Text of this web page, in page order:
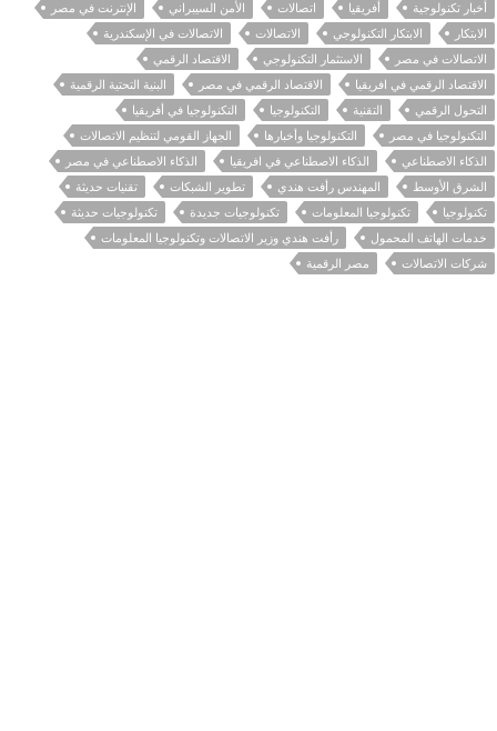
أخبار تكنولوجية
أفريقيا اتصالات الأمن السيبراني
الإنترنت في مصر
الابتكار
الابتكار التكنولوجي الاتصالات
الاتصالات في الإسكندرية
الاتصالات في مصر
الاستثمار التكنولوجي
الاقتصاد الرقمي
الاقتصاد الرقمي في افريقيا
الاقتصاد الرقمي في مصر
البنية التحتية الرقمية
التحول الرقمي
التقنية التكنولوجيا
التكنولوجيا في أفريقيا
التكنولوجيا في مصر
التكنولوجيا وأخبارها
الجهاز القومي لتنظيم الاتصالات
الذكاء الاصطناعي
الذكاء الاصطناعي في افريقيا
الذكاء الاصطناعي في مصر
الشرق الأوسط
المهندس رأفت هندي تطوير الشبكات
تقنيات حديثة
تكنولوجيا
تكنولوجيا المعلومات تكنولوجيات جديدة
تكنولوجيات حديثة
خدمات الهاتف المحمول
رأفت هندي وزير الاتصالات وتكنولوجيا المعلومات
شركات الاتصالات
مصر الرقمية